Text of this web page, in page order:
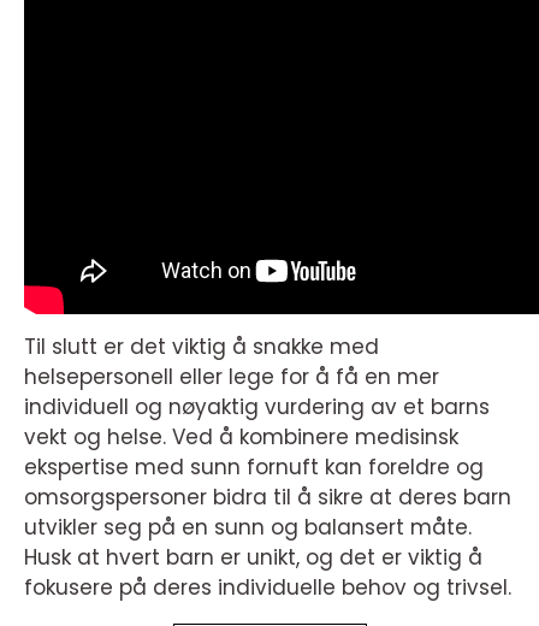
Til slutt er det viktig å snakke med
helsepersonell eller lege for å få en mer
individuell og nøyaktig vurdering av et barns
vekt og helse. Ved å kombinere medisinsk
ekspertise med sunn fornuft kan foreldre og
omsorgspersoner bidra til å sikre at deres barn
utvikler seg på en sunn og balansert måte.
Husk at hvert barn er unikt, og det er viktig å
fokusere på deres individuelle behov og trivsel.